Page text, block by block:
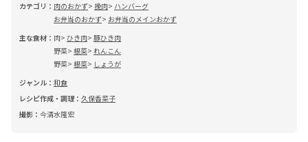
カテゴリ： 肉のおかず 挽肉
ハンバーグ
お弁当のおかず
お弁当のメインおかず
主な食材： 肉 ひき肉 豚ひき肉
野菜 根菜 れんこん
野菜 根菜
しょうが
ジャンル： 和食
レシピ作成・調理： 久保香菜子
撮影： 今清水隆宏